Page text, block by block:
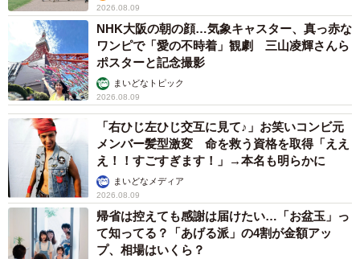
と、卵巣の腫れによる即入院に加え、三つ子の可能性があ
ることを医師から突然告げられました。そのまま車椅子で
入院部屋へ連れて行かれ、約1カ月、部屋の中とトイレ以外
は歩行禁止で、絶対安静でした。嬉しさよりも、『え？入
院？三つ子？え、家に帰れないの？』と状況についていけ
ず、ぽけ〜っという感じでした（笑）。
それから多胎児の出産に対応できる大きな病院を紹介し
てもらい、通院しながら自宅での妊婦生活が始まりまし
た。三つ子の妊娠は母体にかなりの負担がかかるようで、
妊娠週数28週までもてばいい方、いつ入院になってもおか
しくない、と言われていました。
2026.08.09
NHK大阪の朝の顔…気象キャスター、真っ赤な
ワンピで「愛の不時着」観劇 三山凌輝さんら
ポスターと記念撮影
まいどなトピック
2026.08.09
「右ひじ左ひじ交互に見て♪」お笑いコンビ元
メンバー髪型激変 命を救う資格を取得「ええ
え！！すごすぎます！」→本名も明らかに
まいどなメディア
2026.08.09
帰省は控えても感謝は届けたい…「お盆玉」っ
て知ってる？「あげる派」の4割が金額アッ
プ、相場はいくら？